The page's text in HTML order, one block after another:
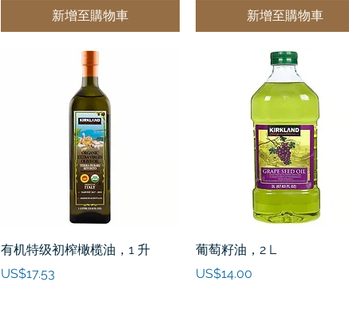
新增至購物車 新增至購物車
快速瀏覽
有机特级初榨橄榄油，1 升
價格
US$17.53
快速瀏覽
葡萄籽油，2 L
價格
US$14.00